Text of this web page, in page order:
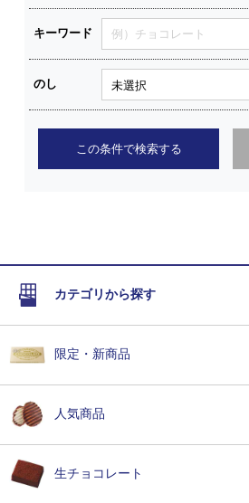
キーワード
のし
この条件で検索する
カテゴリから探す
限定・新商品
人気商品
生チョコレート